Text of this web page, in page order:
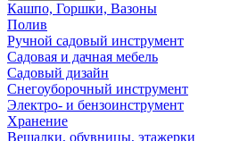
Кашпо, Горшки, Вазоны
Полив
Ручной садовый инструмент
Садовая и дачная мебель
Садовый дизайн
Снегоуборочный инструмент
Электро- и бензоинструмент
Хранение
Вешалки, обувницы, этажерки